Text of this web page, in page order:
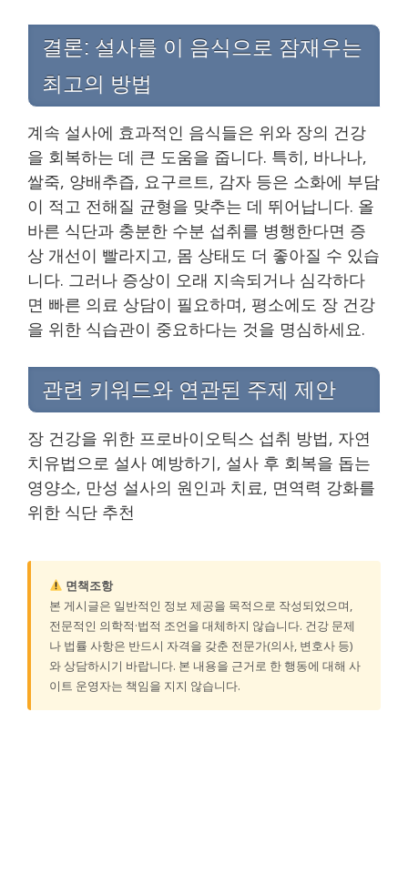
결론: 설사를 이 음식으로 잠재우는
최고의 방법
계속 설사에 효과적인 음식들은 위와 장의 건강
을 회복하는 데 큰 도움을 줍니다. 특히, 바나나,
쌀죽, 양배추즙, 요구르트, 감자 등은 소화에 부담
이 적고 전해질 균형을 맞추는 데 뛰어납니다. 올
바른 식단과 충분한 수분 섭취를 병행한다면 증
상 개선이 빨라지고, 몸 상태도 더 좋아질 수 있습
니다. 그러나 증상이 오래 지속되거나 심각하다
면 빠른 의료 상담이 필요하며, 평소에도 장 건강
을 위한 식습관이 중요하다는 것을 명심하세요.
관련 키워드와 연관된 주제 제안
장 건강을 위한 프로바이오틱스 섭취 방법, 자연
치유법으로 설사 예방하기, 설사 후 회복을 돕는
영양소, 만성 설사의 원인과 치료, 면역력 강화를
위한 식단 추천
면책조항
본 게시글은 일반적인 정보 제공을 목적으로 작성되었으며,
전문적인 의학적·법적 조언을 대체하지 않습니다. 건강 문제
나 법률 사항은 반드시 자격을 갖춘 전문가(의사, 변호사 등)
와 상담하시기 바랍니다. 본 내용을 근거로 한 행동에 대해 사
이트 운영자는 책임을 지지 않습니다.